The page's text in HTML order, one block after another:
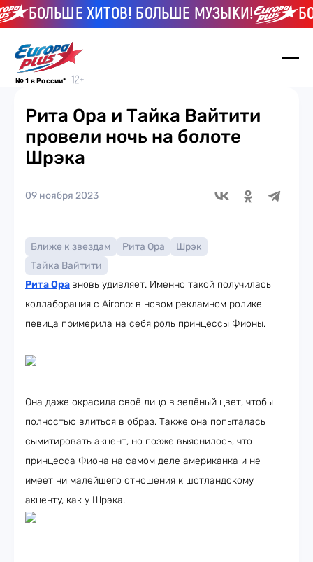
БОЛЬШЕ ХИТОВ! БОЛЬШЕ МУЗЫКИ!
№ 1 в России*
Рита Ора и Тайка Вайтити
провели ночь на болоте
Шрэка
09 ноября 2023
Ближе к звездам Рита Ора
Шрэк
Тайка Вайтити
Рита Ора вновь удивляет. Именно такой получилась
коллаборация с Airbnb: в новом рекламном ролике
певица примерила на себя роль принцессы Фионы.
Она даже окрасила своё лицо в зелёный цвет, чтобы
полностью влиться в образ. Также она попыталась
сымитировать акцент, но позже выяснилось, что
принцесса Фиона на самом деле американка и не
имеет ни малейшего отношения к шотландскому
акценту, как у Шрэка.